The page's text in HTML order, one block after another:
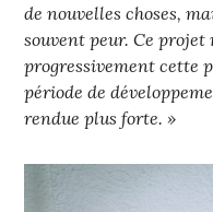
de nouvelles choses,
souvent peur. Ce projet
progressivement cette
période de
rendue plus forte. »